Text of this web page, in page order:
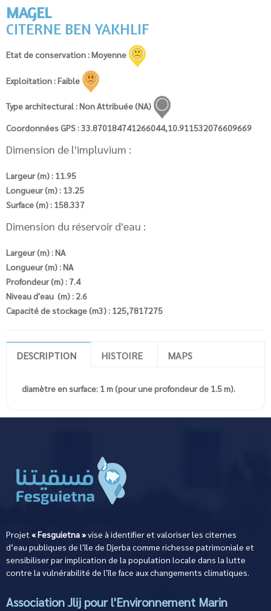
MAGEL
CITERNE BEN YAKHLIF
Etat de conservation : Moyenne
Exploitation : Faible
Type architectural : Non Attribuée (NA)
Coordonnées GPS : 33.870184741266044,10.911532076609669
Dimension de l'impluvium :
Largeur (m) : 11.95
Longueur (m) : 13.25
Surface (m) : 158.337
Dimension du réservoir d'eau :
Largeur (m) : NA
Longueur (m) : NA
Profondeur (m) : 7.4
Niveau d'eau (m) : 2.6
Capacité de stockage (m3) : 125,7817275
DESCRIPTION HISTOIRE MAPS
diamètre en surface: 1 m (pour une profondeur de 1.5 m).
Projet « Fesguietna »vise à identifier et valoriser les citernes
d’eau publiques de l'île de Djerba comme richesse patrimoniale et
sensibiliser par implication de la population locale dans la lutte
contre la vulnérabilité de l'île face aux changements climatiques.
Association Jlij pour l'Environnement Marin